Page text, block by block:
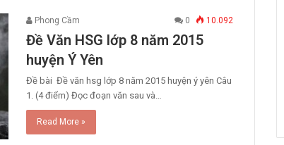
Phong Cầm 0 10.092
Đề Văn HSG lớp 8 năm 2015
huyện Ý Yên
Đề bài Đề văn hsg lớp 8 năm 2015 huyện ý yên Câu
1. (4 điểm) Đọc đoạn văn sau và…
Read More »